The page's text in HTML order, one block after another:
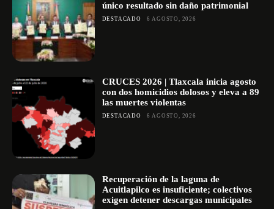
único resultado sin daño patrimonial
DESTACADO 6 AGOSTO, 2026
CRUCES 2026 | Tlaxcala inicia agosto
con dos homicidios dolosos y eleva a 89
las muertes violentas
DESTACADO 6 AGOSTO, 2026
Recuperación de la laguna de
Acuitlapilco es insuficiente; colectivos
exigen detener descargas municipales